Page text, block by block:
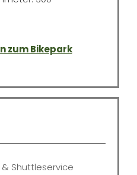
zum Bikepark
Shuttleservice